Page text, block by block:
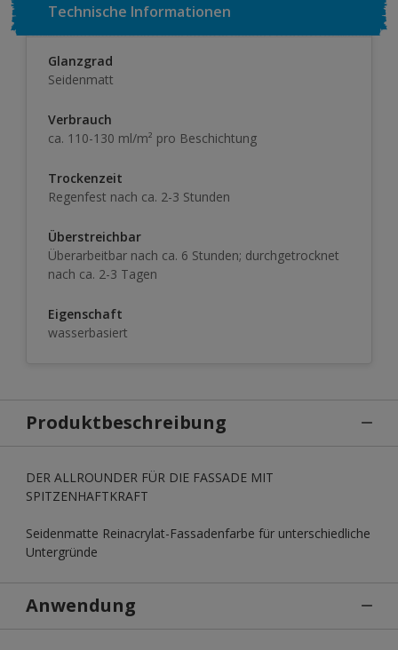
Technische Informationen
Glanzgrad
Seidenmatt
Verbrauch
ca. 110-130 ml/m² pro Beschichtung
Trockenzeit
Regenfest nach ca. 2-3 Stunden
Überstreichbar
Überarbeitbar nach ca. 6 Stunden; durchgetrocknet
nach ca. 2-3 Tagen
Eigenschaft
wasserbasiert
Produktbeschreibung
DER ALLROUNDER FÜR DIE FASSADE MIT
SPITZENHAFTKRAFT
Seidenmatte Reinacrylat-Fassadenfarbe für unterschiedliche
Untergründe
Anwendung